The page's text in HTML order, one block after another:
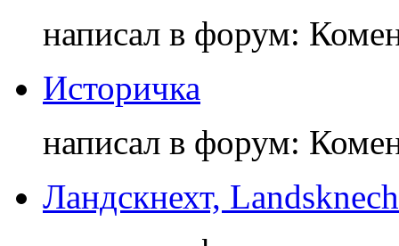
написал в форум:
Историчка
написал в форум:
Ландскнехт,